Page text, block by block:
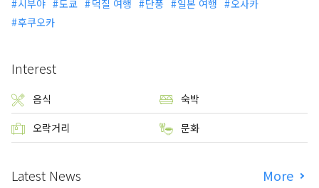
시부야 도쿄 덕질 여행 단풍 일본 여행
오사카
후쿠오카
Interest
음식 숙박
오락거리 문화
Latest News More